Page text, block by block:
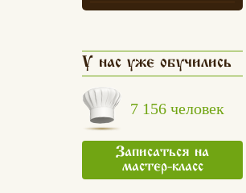
У нас уже обучились
7 156 человек
Записаться на
мастер-класс